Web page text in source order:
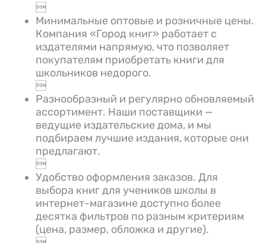

Минимальные оптовые и розничные цены.
Компания «Город книг» работает с
издателями напрямую, что позволяет
покупателям приобретать книги для
школьников недорого.

Разнообразный и регулярно обновляемый
ассортимент. Наши поставщики —
ведущие издательские дома, и мы
подбираем лучшие издания, которые они
предлагают.

Удобство оформления заказов. Для
выбора книг для учеников школы в
интернет-магазине доступно более
десятка фильтров по разным критериям
(цена, размер, обложка и другие).